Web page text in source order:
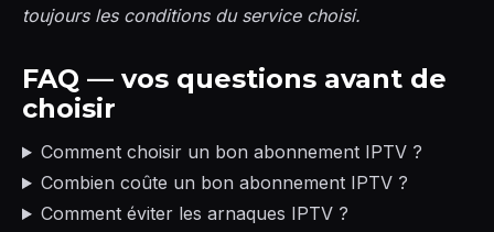
toujours les conditions du service choisi.
FAQ — vos questions avant de
choisir
Comment choisir un bon abonnement IPTV ?
Combien coûte un bon abonnement IPTV ?
Comment éviter les arnaques IPTV ?